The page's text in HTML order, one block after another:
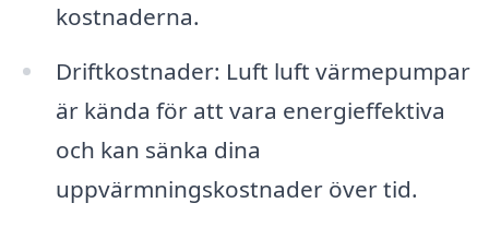
kostnaderna.
Driftkostnader: Luft luft värmepumpar
är kända för att vara energieffektiva
och kan sänka dina
uppvärmningskostnader över tid.